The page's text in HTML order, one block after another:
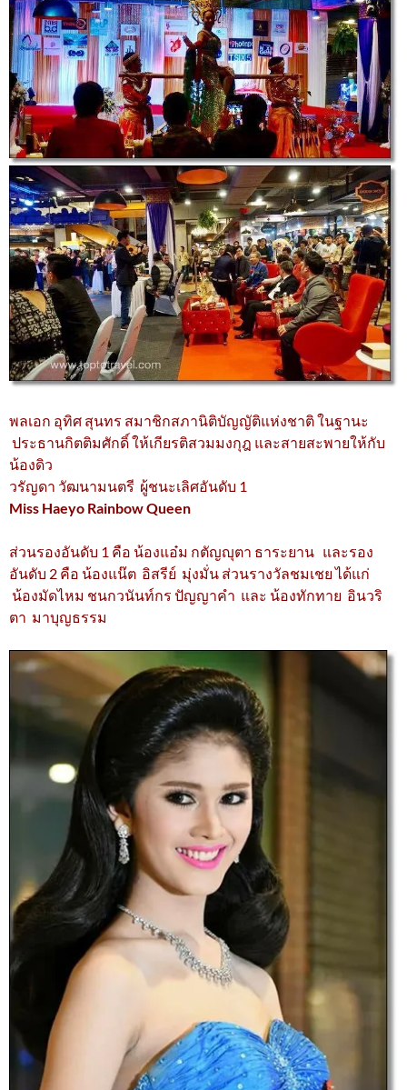
พลเอก อุทิศ สุนทร สมาชิกสภานิติบัญญัติแห่งชาติ ในฐานะ
ประธานกิตติมศักดิ์ ให้เกียรติสวมมงกุฎ และสายสะพายให้กับ
น้องดิว
วรัญดา วัฒนามนตรี ผู้ชนะเลิศอันดับ 1
Miss Haeyo Rainbow Queen
ส่วนรองอันดับ 1 คือ น้องแอ๋ม กตัญญุตา ธาระยาน และรอง
อันดับ 2 คือ น้องแน๊ต อิสรีย์ มุ่งมั่น ส่วนรางวัลชมเชย ได้แก่
น้องมัดไหม ชนกวนันท์กร ปัญญาคำ และ น้องทักทาย อินวริ
ตา มาบุญธรรม